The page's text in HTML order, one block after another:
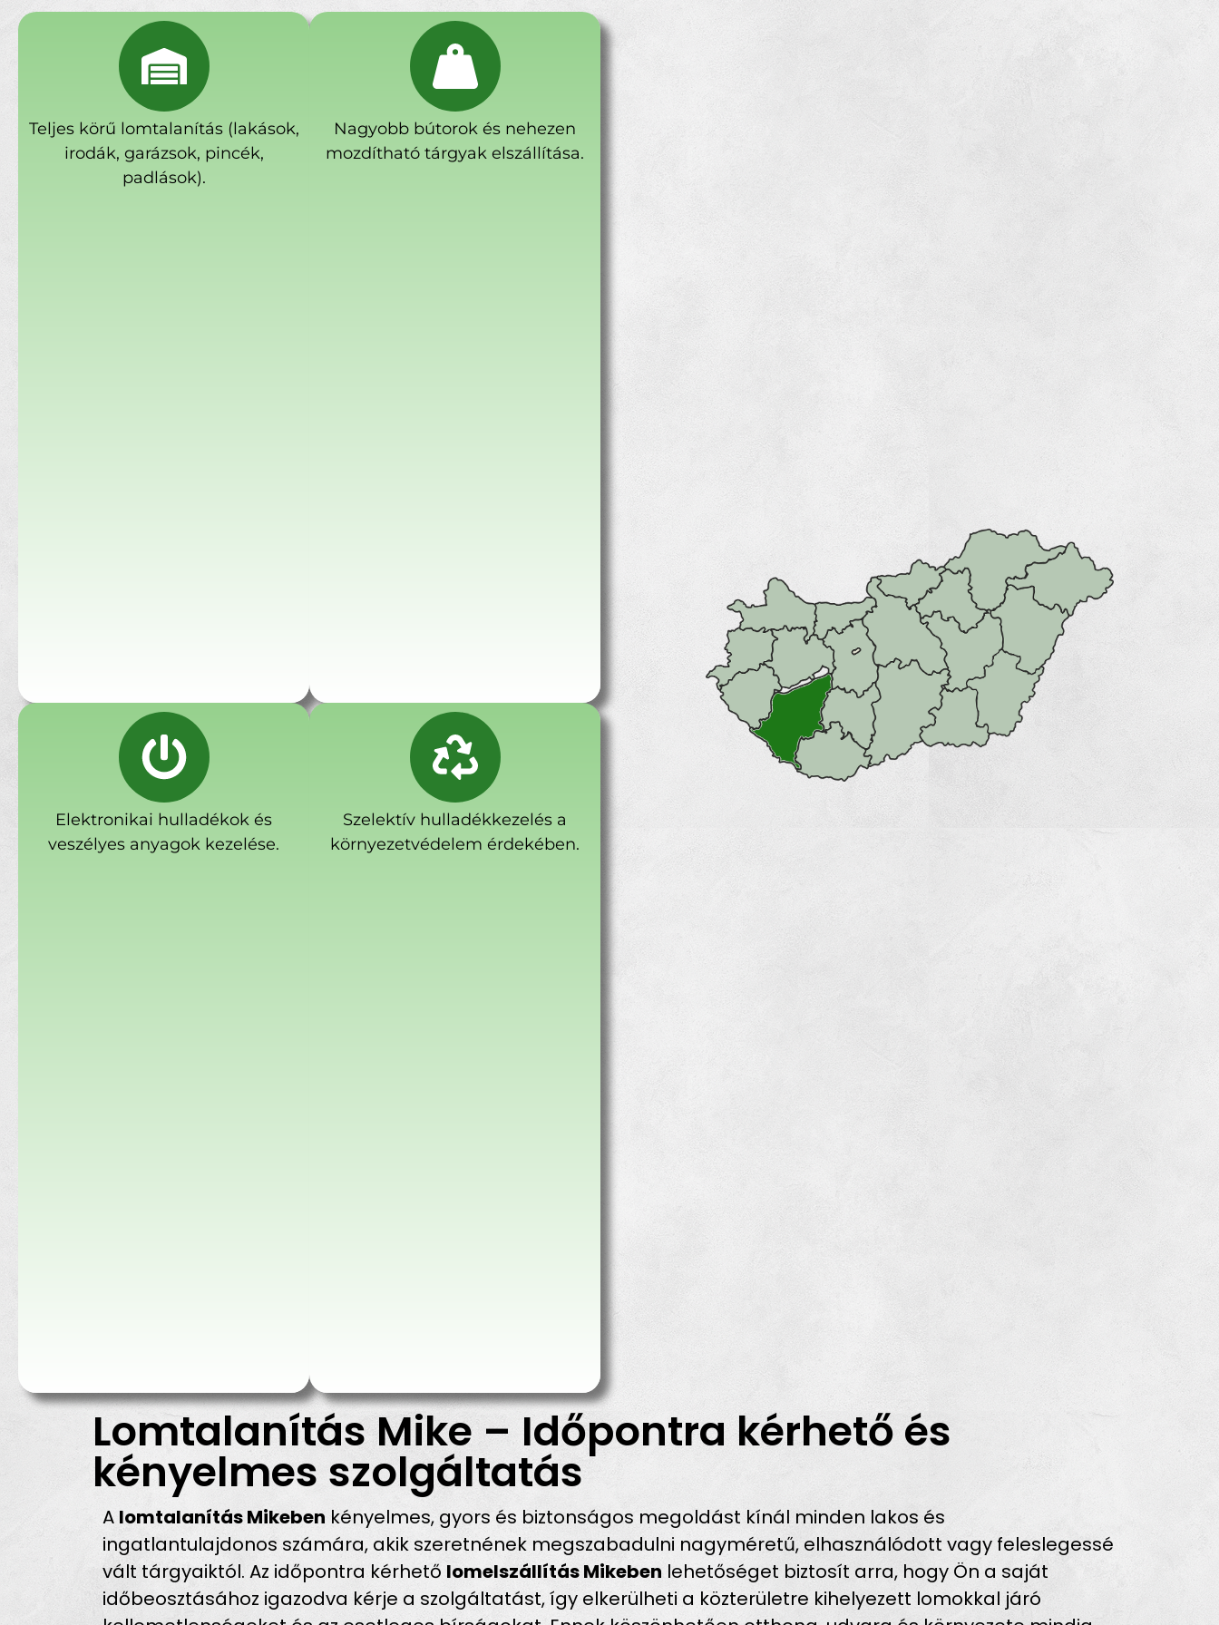
Teljes körű lomtalanítás (lakások,
irodák, garázsok, pincék,
padlások).
Nagyobb bútorok és nehezen
mozdítható tárgyak elszállítása.
Elektronikai hulladékok és
veszélyes anyagok kezelése.
Szelektív hulladékkezelés a
környezetvédelem érdekében.
Lomtalanítás Mike – Időpontra kérhető és
kényelmes szolgáltatás
A lomtalanítás Mikeben kényelmes, gyors és biztonságos megoldást kínál minden lakos és
ingatlantulajdonos számára, akik szeretnének megszabadulni nagyméretű, elhasználódott vagy feleslegessé
vált tárgyaiktól. Az időpontra kérhető lomelszállítás Mikeben lehetőséget biztosít arra, hogy Ön a saját
időbeosztásához igazodva kérje a szolgáltatást, így elkerülheti a közterületre kihelyezett lomokkal járó